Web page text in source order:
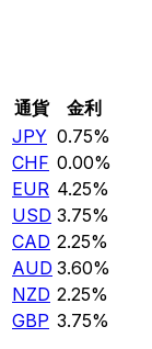
通貨
金利
JPY 0.75%
CHF 0.00%
EUR 4.25%
USD 3.75%
CAD 2.25%
AUD 3.60%
NZD 2.25%
GBP 3.75%